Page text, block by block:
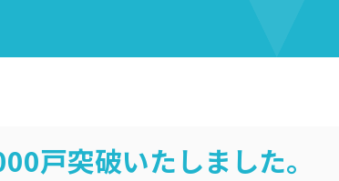
戸突破いたしました。